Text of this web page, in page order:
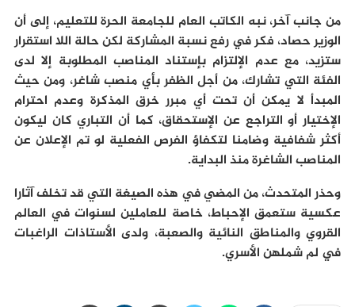
من جانب آخر، نبه الكاتب العام للجامعة الحرة للتعليم، إلى أن
الوزير حصاد، فكر في رفع نسبة المشاركة لكن حالة اللا استقرار
ستزيد، مع عدم الإلتزام بإستناد المناصب المطلوبة إلا لدى
الفئة التي تشارك، من أجل الظفر بأي منصب شاغر، ومن حيث
المبدأ لا يمكن أن تحت أي مبرر خرق المذكرة وعدم احترام
الإختيار أو التراجع عن الإستحقاق، كما أن التباري كان ليكون
أكثر شفافية وضامنا لتكفاؤ الفرص الفعلية لو تم الإعلان عن
المناصب الشاغرة منذ البداية.
وحذر المتحدث، من المضي في هذه الصيغة التي قد تخلف آثارا
عكسية ستعمق الإحباط، خاصة للعاملين لسنوات في العالم
القروي والمناطق النائية والصعبة، ولدى الأستاذات الراغبات
في لم شملهن الأسري.